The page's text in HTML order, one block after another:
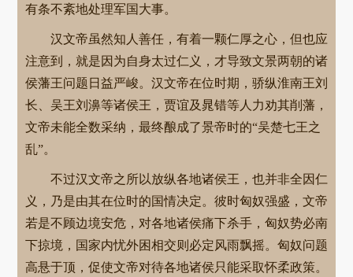
有条不紊地处理军国大事。
汉文帝虽然知人善任，有着一颗仁厚之心，但也应
注意到，就是因为自身太过仁义，才导致文景两朝的诸
侯藩王问题日益严峻。汉文帝在位时期，骄纵淮南王刘
长、吴王刘濞等诸侯王，贾谊及晁错等人力劝其削藩，
文帝未能全数采纳，最终酿成了景帝时的“吴楚七王之
乱”。
不过汉文帝之所以放纵各地诸侯王，也并非全因仁
义，乃是由其在位时的国情决定。彼时匈奴强盛，文帝
若是不顾边境安危，对各地诸侯痛下杀手，匈奴势必南
下掠境，国家内忧外困相交则必定风雨飘摇。匈奴问题
高悬于顶，促使文帝对待各地诸侯只能采取怀柔政策。